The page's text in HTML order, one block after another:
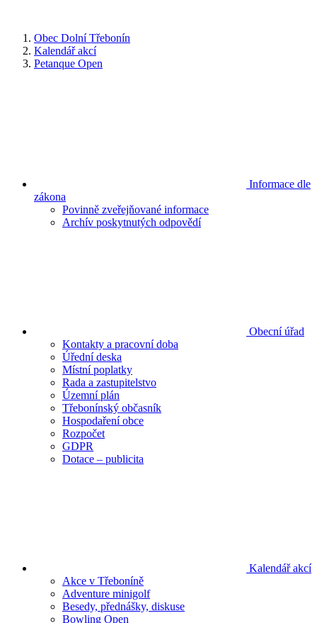
Obec Dolní Třebonín
Kalendář akcí
Petanque Open
Informace dle
zákona
Povinně zveřejňované informace
Archív poskytnutých odpovědí
Obecní úřad
Kontakty a pracovní doba
Úřední deska
Místní poplatky
Rada a zastupitelstvo
Územní plán
Třebonínský občasník
Hospodaření obce
Rozpočet
GDPR
Dotace – publicita
Kalendář akcí
Akce v Třeboníně
Adventure minigolf
Besedy, přednášky, diskuse
Bowling Open